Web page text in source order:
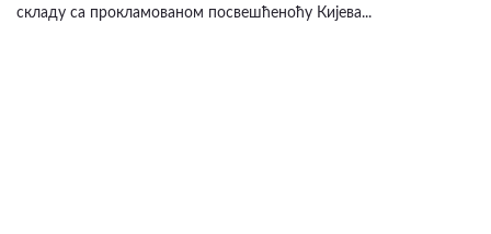
складу са прокламованом посвешћеноћу Кијева...